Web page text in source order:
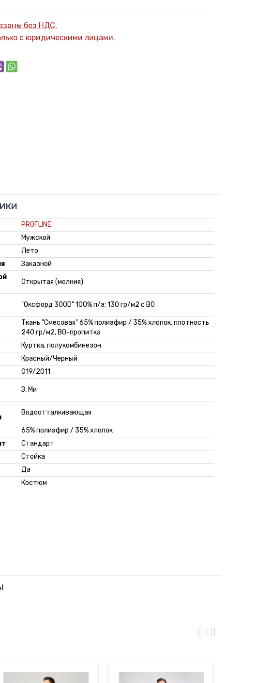
без НДС.
с юридическими лицами.
PROFLINE
Мужской
Лето
Заказной
Открытая (молния)
"Оксфорд 300D" 100% п/э; 130 гр/м2 с ВО
Ткань "Смесовая" 65% полиэфир / 35% хлопок, плотность
240 гр/м2, ВО-пропитка
Куртка, полукомбинезон
Красный/Черный
019/2011
З, Ми
Водоотталкивающая
65% полиэфир / 35% хлопок
Стандарт
Стойка
Да
Костюм